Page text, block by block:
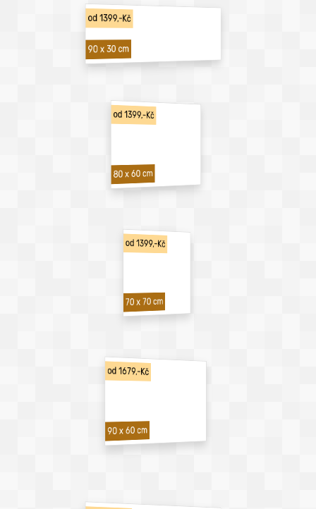
od 1399,-Kč
90 x 30 cm
od 1399,-Kč
80 x 60 cm
od 1399,-Kč
70 x 70 cm
od 1679,-Kč
90 x 60 cm